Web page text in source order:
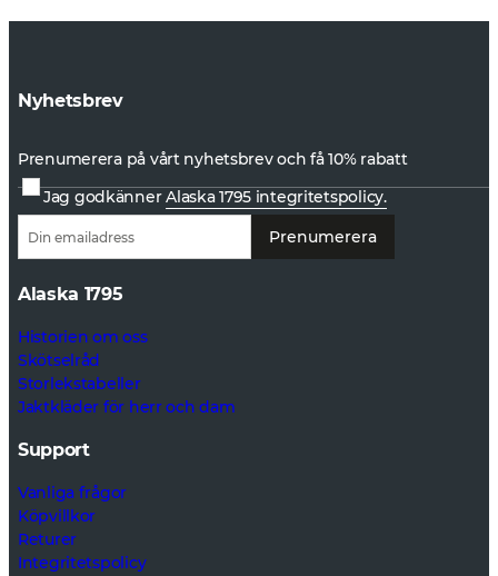
Nyhetsbrev
Prenumerera på vårt nyhetsbrev och få 10% rabatt
Jag godkännerAlaska 1795 integritetspolicy.
Prenumerera
Alaska 1795
Historien om oss
Skötselråd
Storlekstabeller
Jaktkläder för herr och dam
Support
Vanliga frågor
Köpvillkor
Returer
Integritetspolicy